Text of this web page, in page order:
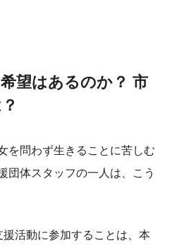
希望はあるのか？ 市
を問わず生きることに苦しむ
団体スタッフの一人は、こう
活動に参加することは、本